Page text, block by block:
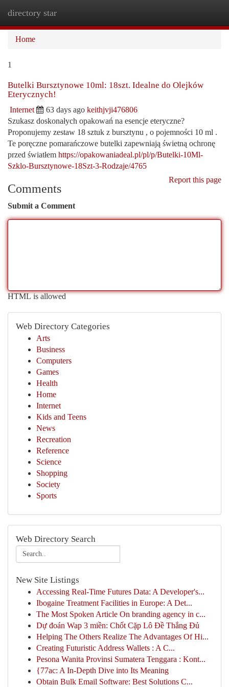
directory star
Home
1
Butelki Bursztynowe 10ml: 18szt. Idealne do Olejków
Eterycznych!
Internet 63 days ago keithjvji476806
Szukasz doskonałych opakowań na esencje eteryczne?
Proponujemy zestaw 18 sztuk z bursztynu , o pojemności 10 ml .
Te poręczne pomarańczowe butelki zapewniają świetną ochronę
przed światłem https://opakowaniadeal.pl/pl/p/Butelki-10Ml-
Szklo-Bursztynowe-18Szt-3-Rodzaje/4765
Report this page
Comments
Submit a Comment
HTML is allowed
Web Directory Categories
Arts
Business
Computers
Games
Health
Home
Internet
Kids and Teens
News
Recreation
Reference
Science
Shopping
Society
Sports
Web Directory Search
New Site Listings
Accessing Real-Time Futures Data: A Developer's...
Ibogaine Treatment Facilities in Europe: A Det...
The Most Spoken Article On branding agency in c...
Dự đoán Wap 3 miền: Chốt Cặp Lô Đề Thắng Đủ
Helping The Others Realize The Advantages Of Hi...
Creating Futuristic Address Wallets : A C...
Pesona Wanita Provinsi Sumatera Tenggara : Kont...
{77ac: A In-Depth Dive into Its Meaning
Obtain Bulk Email Software: Best Solutions C...